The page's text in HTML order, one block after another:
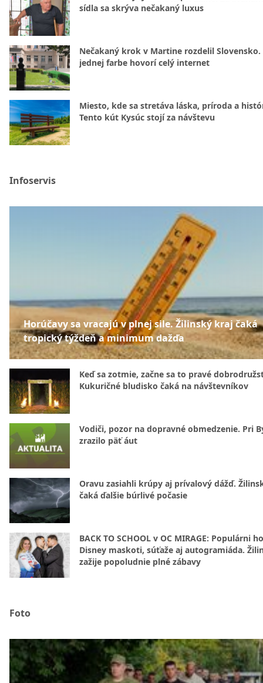
sídla sa skrýva nečakaný luxus
Nečakaný krok v Martine rozdelil Slovensko.
jednej farbe hovorí celý internet
Miesto, kde sa stretáva láska, príroda a
Tento kút Kysúc stojí za návštevu
Infoservis
Horúčavy sa vracajú v plnej sile. Žilinský kraj čaká
tropický týždeň a minimum dažďa
Keď sa zotmie, začne sa to pravé
Kukuričné bludisko čaká na návštevníkov
Vodiči, pozor na dopravné obmedzenie. Pri
zrazilo päť áut
Oravu zasiahli krúpy aj prívalový dážď.
čaká ďalšie búrlivé počasie
BACK TO SCHOOL v OC MIRAGE: Populárni
Disney maskoti, súťaže aj autogramiáda.
zažije popoludnie plné zábavy
Foto